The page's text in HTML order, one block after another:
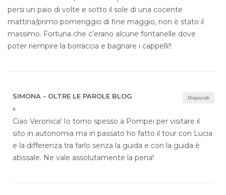
persi un paio di volte e sotto il sole di una cocente
mattina/primo pomeriggio di fine maggio, non è stato il
massimo. Fortuna che c’erano alcune fontanelle dove
poter riempire la borraccia e bagnare i cappelli!!
Rispondi
SIMONA - OLTRE LE PAROLE BLOG
a
Ciao Veronica! Io torno spesso a Pompei per visitare il
sito in autonomia ma in passato ho fatto il tour con Lucia
e la differenza tra farlo senza la guida e con la guida è
abissale. Ne vale assolutamente la pena!